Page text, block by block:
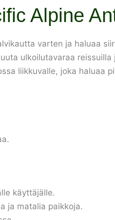
Alpine
varten ja haluaa
ulkoilutavaraa
liikkuvalle, joka haluaa
käyttäjälle.
ja matalia paikkoja.